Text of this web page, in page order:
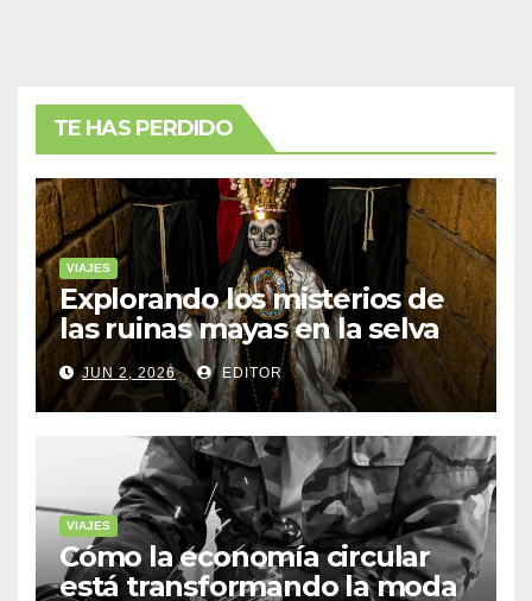
TE HAS PERDIDO
VIAJES
Explorando los misterios de
las ruinas mayas en la selva
de Yucatán
JUN 2, 2026 EDITOR
VIAJES
Cómo la economía circular
está transformando la moda